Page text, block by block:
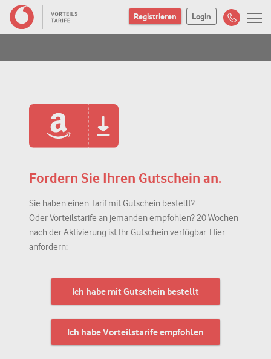
Registrieren Login
Fordern Sie Ihren Gutschein an.
Sie haben einen Tarif mit Gutschein bestellt?
Oder Vorteilstarife an jemanden empfohlen? 20 Wochen
nach der Aktivierung ist Ihr Gutschein verfügbar. Hier
anfordern:
Ich habe mit Gutschein bestellt
Ich habe Vorteilstarife empfohlen